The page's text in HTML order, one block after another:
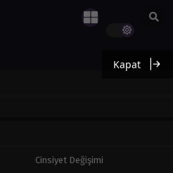
Cinsiyet Değişimi
Kapat